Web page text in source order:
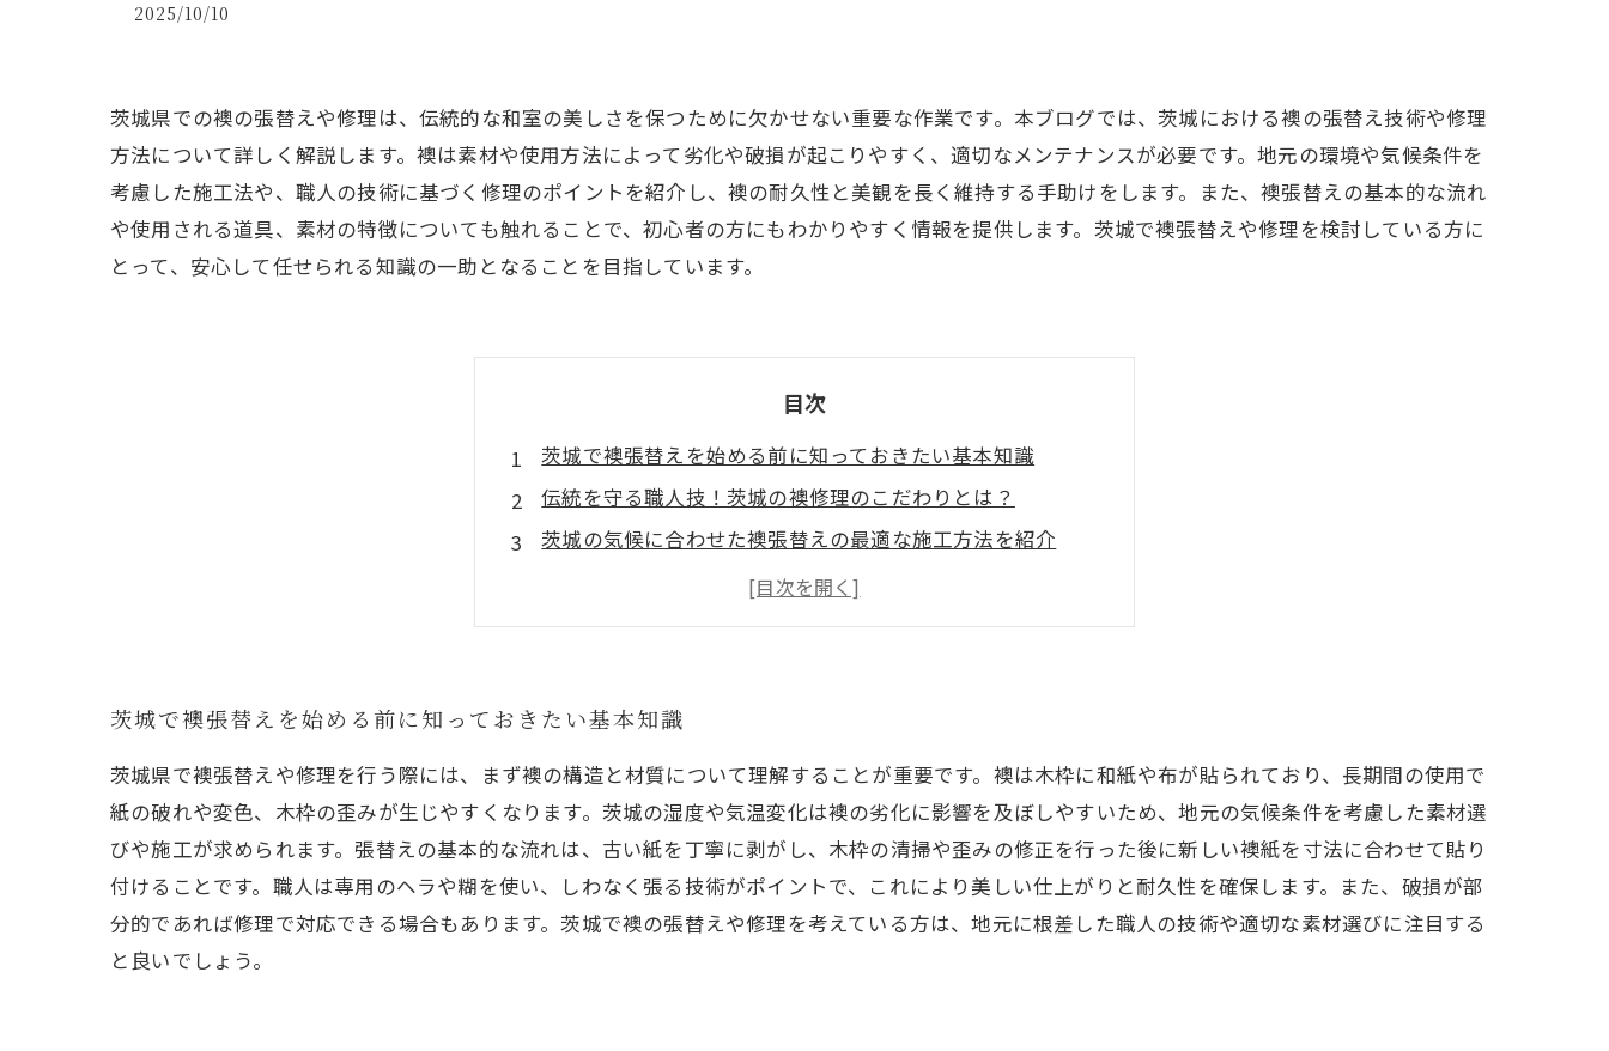
2025/10/10
茨城県での襖の張替えや修理は、伝統的な和室の美しさを保つために欠かせない重要な作業です。本ブログでは、茨城における襖の張替え技術や修理
方法について詳しく解説します。襖は素材や使用方法によって劣化や破損が起こりやすく、適切なメンテナンスが必要です。地元の環境や気候条件を
考慮した施工法や、職人の技術に基づく修理のポイントを紹介し、襖の耐久性と美観を長く維持する手助けをします。また、襖張替えの基本的な流れ
や使用される道具、素材の特徴についても触れることで、初心者の方にもわかりやすく情報を提供します。茨城で襖張替えや修理を検討している方に
とって、安心して任せられる知識の一助となることを目指しています。
目次
茨城で襖張替えを始める前に知っておきたい基本知識
伝統を守る職人技！茨城の襖修理のこだわりとは？
茨城の気候に合わせた襖張替えの最適な施工方法を紹介
初心者でも安心！襖張替えの手順と必要な道具を徹底解説
美しい和室を長持ちさせるための襖メンテナンスの秘訣
襖修理と張替えで再生する和室、茨城から伝える技術の未来
茨城で襖張替えを始める前に知っておきたい基本知識
茨城県で襖張替えや修理を行う際には、まず襖の構造と材質について理解することが重要です。襖は木枠に和紙や布が貼られており、長期間の使用で
紙の破れや変色、木枠の歪みが生じやすくなります。茨城の湿度や気温変化は襖の劣化に影響を及ぼしやすいため、地元の気候条件を考慮した素材選
びや施工が求められます。張替えの基本的な流れは、古い紙を丁寧に剥がし、木枠の清掃や歪みの修正を行った後に新しい襖紙を寸法に合わせて貼り
付けることです。職人は専用のヘラや糊を使い、しわなく張る技術がポイントで、これにより美しい仕上がりと耐久性を確保します。また、破損が部
分的であれば修理で対応できる場合もあります。茨城で襖の張替えや修理を考えている方は、地元に根差した職人の技術や適切な素材選びに注目する
と良いでしょう。